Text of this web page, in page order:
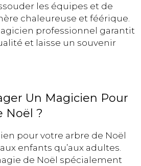
les équipes et de
chaleureuse et féérique.
professionnel garantit
et laisse un souvenir
Un Magicien Pour
Noël ?
pour votre arbre de Noël
enfants qu’aux adultes.
de Noël spécialement